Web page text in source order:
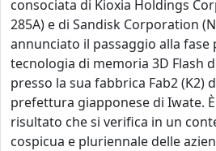
consociata di Kioxia Holdings
285A) e di Sandisk Corporation
annunciato il passaggio alla
tecnologia di memoria 3D Flash
presso la sua fabbrica Fab2 (K2)
prefettura giapponese di Iwate.
risultato che si verifica in un
cospicua e pluriennale delle